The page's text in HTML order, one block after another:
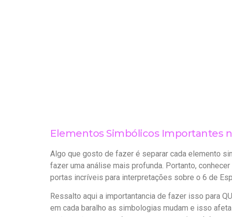
Elementos Simbólicos Importantes
Algo que gosto de fazer é separar cada elemento
fazer uma análise mais profunda. Portanto,
portas incríveis para interpretações sobre o 6 de
Ressalto aqui a importantancia de fazer isso para
em cada baralho as simbologias mudam e isso